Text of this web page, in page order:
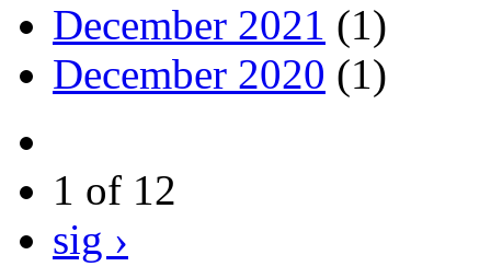
December 2021 (1)
December 2020 (1)
1 of 12
sig ›